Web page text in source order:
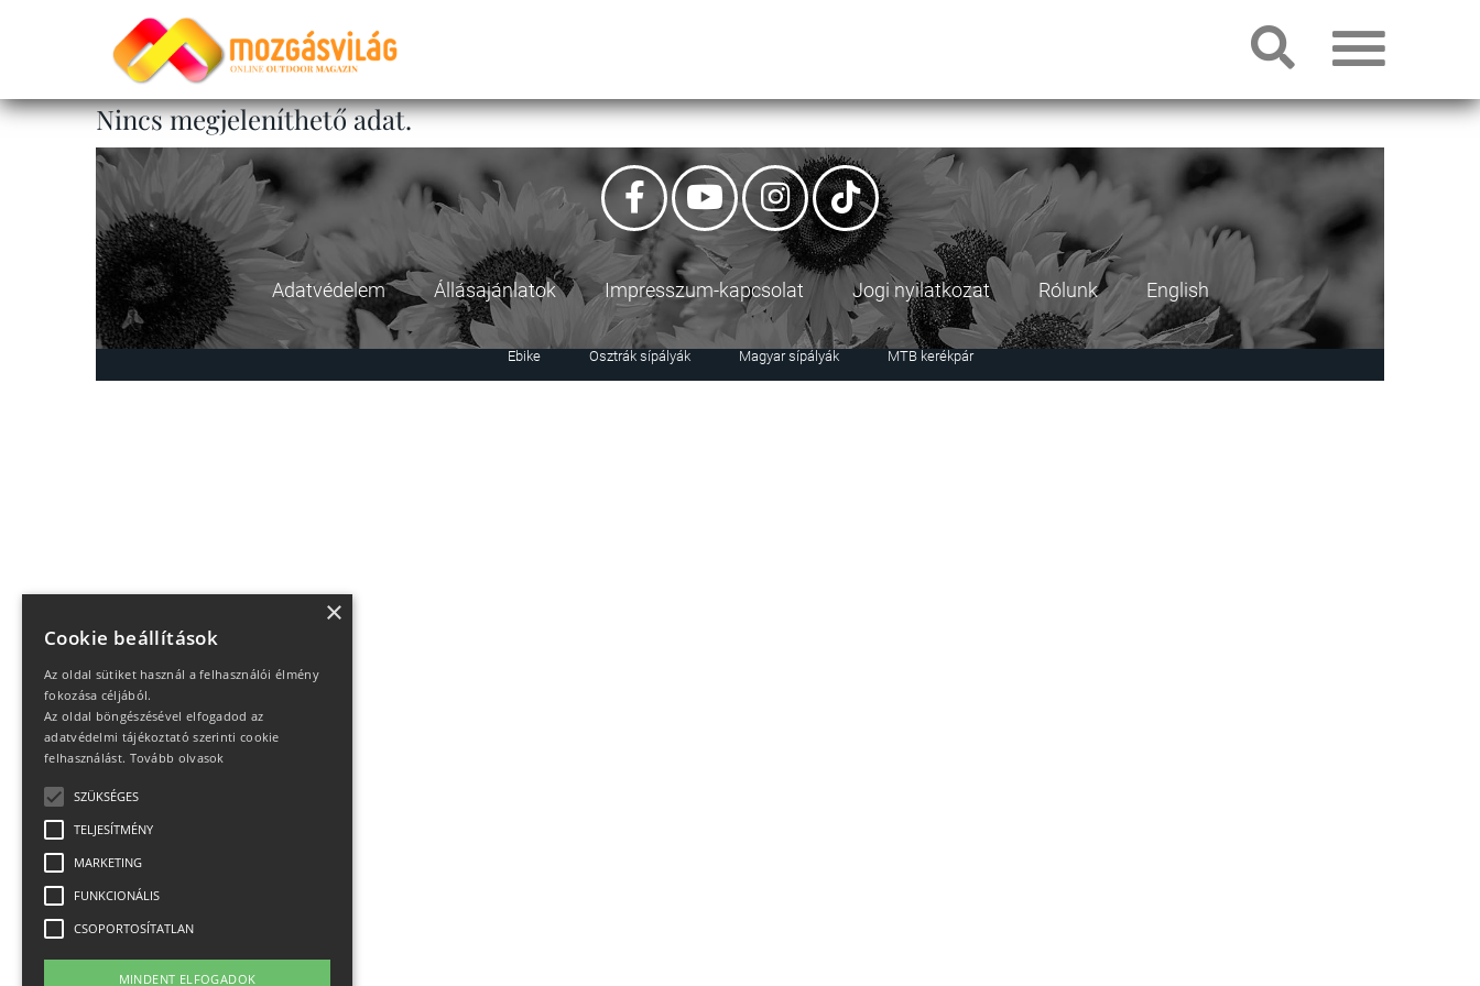
Nincs megjeleníthető adat.
Adatvédelem Állásajánlatok Impresszum-kapcsolat Jogi nyilatkozat Rólunk English
Ebike Osztrák sípályák Magyar sípályák MTB kerékpár
×
Cookie beállítások
Az oldal sütiket használ a felhasználói élmény
fokozása céljából.
Az oldal böngészésével elfogadod az
adatvédelmi tájékoztató szerinti cookie
felhasználást. Tovább olvasok
SZÜKSÉGES
TELJESÍTMÉNY
MARKETING
FUNKCIONÁLIS
CSOPORTOSÍTATLAN
MINDENT ELFOGADOK